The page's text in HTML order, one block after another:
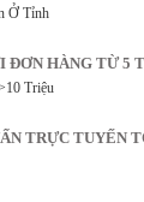
Ở Tỉnh
ĐƠN HÀNG TỪ 5
Triệu
TRỰC TUYẾN